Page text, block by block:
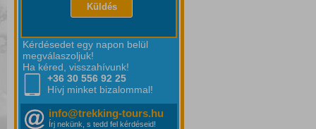
Küldés
Kérdésedet egy napon belül
megválaszoljuk!
Ha kéred, visszahívunk!
+36 30 556 92 25
Hívj minket bizalommal!
info@trekking-tours.hu
Írj nekünk, s tedd fel kérdéseid!